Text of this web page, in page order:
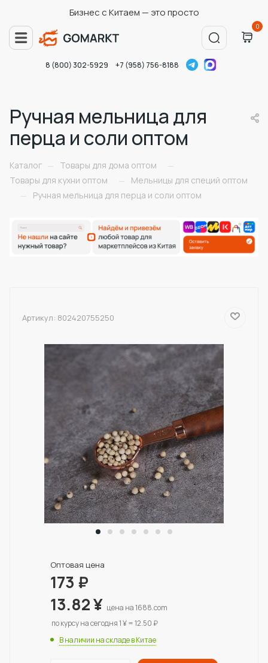
Бизнес с Китаем — это просто
0
8 (800) 302-5929 +7 (958) 756-8188
Ручная мельница для
перца и соли оптом
Каталог — Товары для дома оптом
—
Товары для кухни оптом
—
Мельницы для специй оптом
—
Ручная мельница для перца и соли оптом
Артикул: 802420755250
Оптовая цена
173 ₽
13.82¥ цена на 1688.com
по курсу на сегодня 1 ¥ = 12.50 ₽
В наличии на складе в Китае